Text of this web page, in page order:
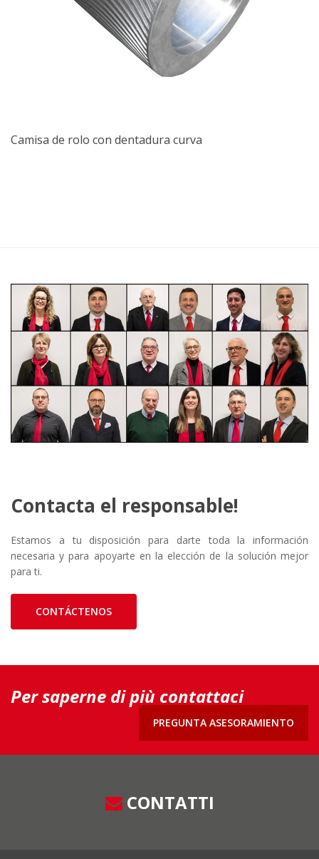
Camisa de rolo con dentadura curva
Contacta el responsable!
Estamos a tu disposición para darte toda la información
necesaria y para apoyarte en la elección de la solución mejor
para ti.
CONTÁCTENOS
Per saperne di più contattaci
PREGUNTA ASESORAMIENTO
CONTATTI